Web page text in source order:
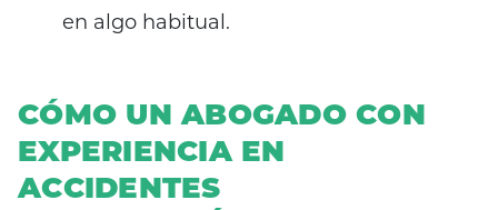
en algo habitual.
CÓMO UN ABOGADO CON
EXPERIENCIA EN
ACCIDENTES